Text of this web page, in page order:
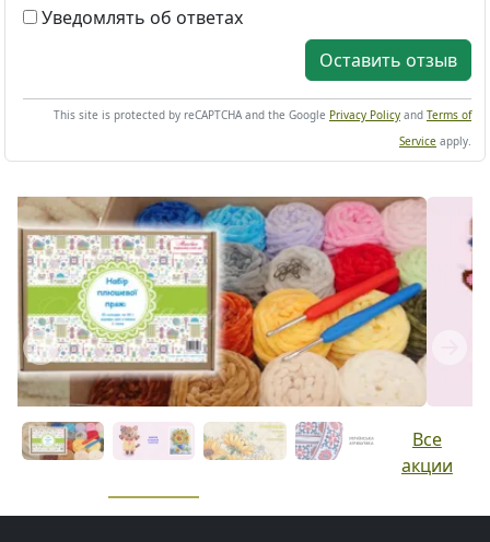
Уведомлять об ответах
Оставить отзыв
This site is protected by reCAPTCHA and the Google Privacy Policy and Terms of
Service apply.
Previous
Все
акции